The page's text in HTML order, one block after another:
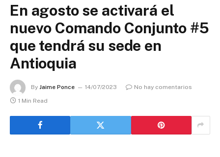
En agosto se activará el
nuevo Comando Conjunto #5
que tendrá su sede en
Antioquia
By Jaime Ponce 14/07/2023
No hay comentarios
1 Min Read